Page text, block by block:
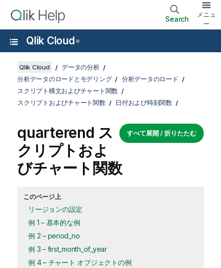
Search
メニュ
ー
Qlik Cloud ®
Qlik Cloud
データの分析
分析データのロードとモデリング
分析データのロード
スクリプト構文およびチャート関数
スクリプトおよびチャート関数
日付および時刻関数
すべて展開 / 折りたたむ
quarterend ス
クリプトおよ
びチャート関数
このページ上
リージョンの設定
例 1 – 基本的な例
例 2 – period_no
例 3 – first_month_of_year
例 4 – チャート オブジェクトの例